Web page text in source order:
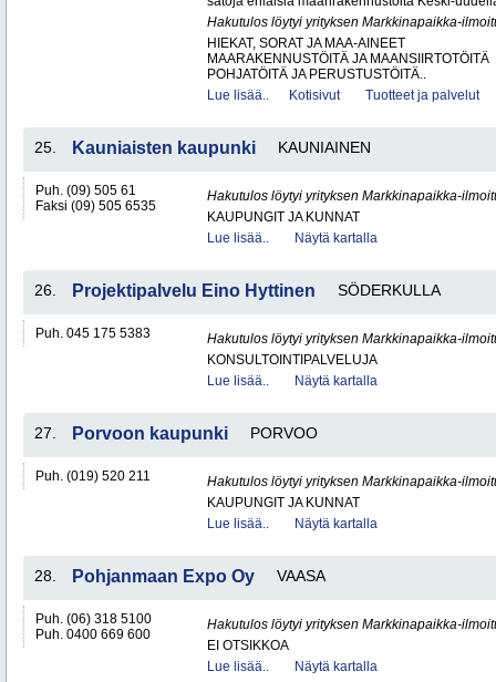
Hakutulos löytyi yrityksen Markkinapaikka-
HIEKAT, SORAT JA MAA-AINEET
MAARAKENNUSTÖITÄ JA MAANSIIRTOTÖITÄ
POHJATÖITÄ JA PERUSTUSTÖITÄ..
Lue lisää..
Kotisivut Tuotteet ja palvelut
25. Kauniaisten kaupunki KAUNIAINEN
Puh. (09) 505 61
Faksi (09) 505 6535
Hakutulos löytyi yrityksen Markkinapaikka-
KAUPUNGIT JA KUNNAT
Lue lisää..
Näytä kartalla
26. Projektipalvelu Eino Hyttinen SÖDERKULLA
Puh. 045 175 5383
Hakutulos löytyi yrityksen Markkinapaikka-
KONSULTOINTIPALVELUJA
Lue lisää..
Näytä kartalla
27. Porvoon kaupunki PORVOO
Puh. (019) 520 211
Hakutulos löytyi yrityksen Markkinapaikka-
KAUPUNGIT JA KUNNAT
Lue lisää..
Näytä kartalla
28. Pohjanmaan Expo Oy VAASA
Puh. (06) 318 5100
Puh. 0400 669 600
Hakutulos löytyi yrityksen Markkinapaikka-
EI OTSIKKOA
Lue lisää..
Näytä kartalla